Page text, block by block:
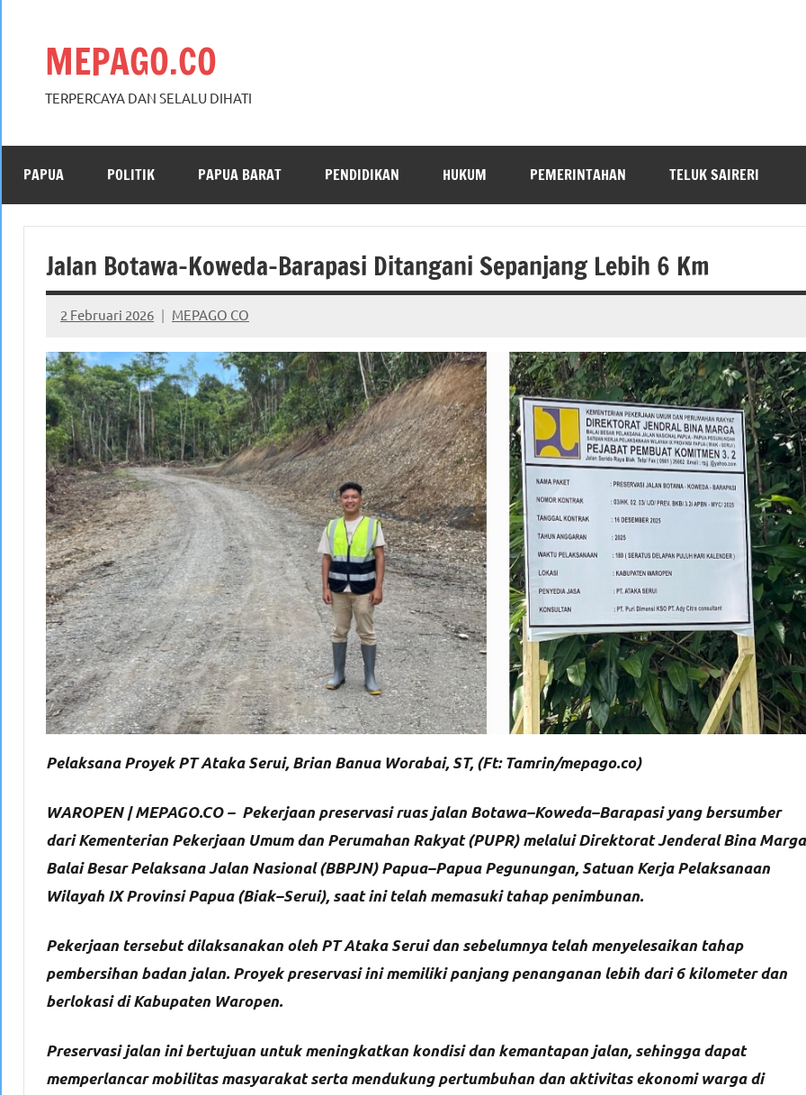
MEPAGO.CO
TERPERCAYA DAN SELALU DIHATI
PAPUA POLITIK PAPUA BARAT PENDIDIKAN HUKUM PEMERINTAHAN TELUK SAIRERI
Jalan Botawa–Koweda–Barapasi Ditangani Sepanjang Lebih 6 Km
2 Februari 2026 MEPAGO CO
No
comments
Pelaksana Proyek PT Ataka Serui, Brian Banua Worabai, ST, (Ft: Tamrin/mepago.co)
WAROPEN | MEPAGO.CO – Pekerjaan preservasi ruas jalan Botawa–Koweda–Barapasi yang bersumber
dari Kementerian Pekerjaan Umum dan Perumahan Rakyat (PUPR) melalui Direktorat Jenderal Bina
Balai Besar Pelaksana Jalan Nasional (BBPJN) Papua–Papua Pegunungan, Satuan Kerja Pelaksanaan
Wilayah IX Provinsi Papua (Biak–Serui), saat ini telah memasuki tahap penimbunan.
Pekerjaan tersebut dilaksanakan oleh PT Ataka Serui dan sebelumnya telah menyelesaikan tahap
pembersihan badan jalan. Proyek preservasi ini memiliki panjang penanganan lebih dari 6 kilometer dan
berlokasi di Kabupaten Waropen.
Preservasi jalan ini bertujuan untuk meningkatkan kondisi dan kemantapan jalan, sehingga dapat
memperlancar mobilitas masyarakat serta mendukung pertumbuhan dan aktivitas ekonomi warga di